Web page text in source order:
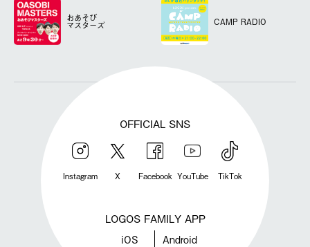
おあそび
マスターズ CAMP RADIO
OFFICIAL SNS
Instagram X Facebook YouTube TikTok
LOGOS FAMILY APP
iOS Android